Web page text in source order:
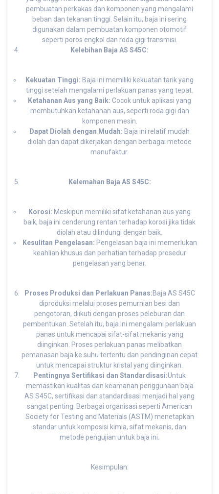
pembuatan perkakas dan komponen yang mengalami
beban dan tekanan tinggi. Selain itu, baja ini sering
digunakan dalam pembuatan komponen otomotif
seperti poros engkol dan roda gigi transmisi.
Kelebihan Baja AS S45C:
Kekuatan Tinggi: Baja ini memiliki kekuatan tarik yang
tinggi setelah mengalami perlakuan panas yang tepat.
Ketahanan Aus yang Baik: Cocok untuk aplikasi yang
membutuhkan ketahanan aus, seperti roda gigi dan
komponen mesin.
Dapat Diolah dengan Mudah: Baja ini relatif mudah
diolah dan dapat dikerjakan dengan berbagai metode
manufaktur.
Kelemahan Baja AS S45C:
Korosi: Meskipun memiliki sifat ketahanan aus yang
baik, baja ini cenderung rentan terhadap korosi jika tidak
diolah atau dilindungi dengan baik.
Kesulitan Pengelasan: Pengelasan baja ini memerlukan
keahlian khusus dan perhatian terhadap prosedur
pengelasan yang benar.
Proses Produksi dan Perlakuan Panas:Baja AS S45C
diproduksi melalui proses pemurnian besi dan
pengotoran, diikuti dengan proses peleburan dan
pembentukan. Setelah itu, baja ini mengalami perlakuan
panas untuk mencapai sifat-sifat mekanis yang
diinginkan. Proses perlakuan panas melibatkan
pemanasan baja ke suhu tertentu dan pendinginan cepat
untuk mencapai struktur kristal yang diinginkan.
Pentingnya Sertifikasi dan Standardisasi:Untuk
memastikan kualitas dan keamanan penggunaan baja
AS S45C, sertifikasi dan standardisasi menjadi hal yang
sangat penting. Berbagai organisasi seperti American
Society for Testing and Materials (ASTM) menetapkan
standar untuk komposisi kimia, sifat mekanis, dan
metode pengujian untuk baja ini.
Kesimpulan: